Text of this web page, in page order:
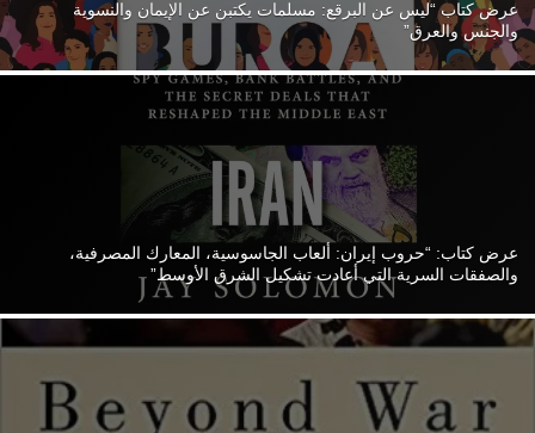
عرض كتاب “ليس عن البرقع: مسلمات يكتبن عن الإيمان والنسوية
والجنس والعرق”
عرض كتاب: “حروب إيران: ألعاب الجاسوسية، المعارك المصرفية،
والصفقات السرية التي أعادت تشكيل الشرق الأوسط”
عرض كتاب “القوة العظمى البراجماتية: كسب الحرب الباردة في الشرق
الأوسط”
عرض كتاب “باكستان.. بين المسجد والجيش”